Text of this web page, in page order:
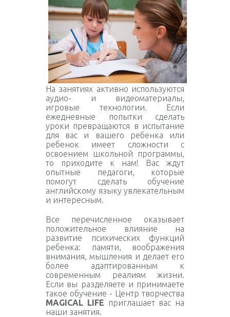
На занятиях активно используются
аудио- и видеоматериалы,
игровые технологии. Если
ежедневные попытки сделать
уроки превращаются в испытание
для вас и вашего ребенка или
ребенок имеет сложности с
освоением школьной программы,
то приходите к нам! Вас ждут
опытные педагоги, которые
помогут сделать обучение
английскому языку увлекательным
и интересным.
Все перечисленное оказывает
положительное влияние на
развитие психических функций
ребенка: памяти, воображения
внимания, мышления и делает его
более адаптированным к
современным реалиям жизни.
Если вы разделяете и принимаете
такое обучение - Центр творчества
MAGICAL LIFE приглашает вас на
наши занятия.